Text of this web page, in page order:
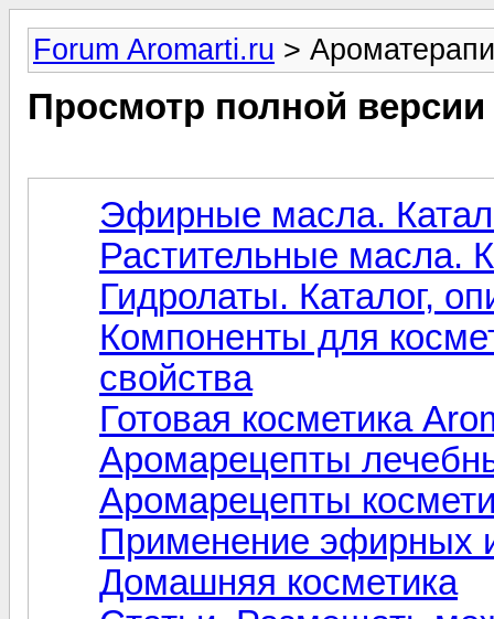
Forum Aromarti.ru >
Просмотр полной
Эфирные масла.
Растительные масла.
Гидролаты. Каталог,
Компоненты для
свойства
Готовая косметика
Аромарецепты
Аромарецепты
Применение эфирных
Домашняя косметика